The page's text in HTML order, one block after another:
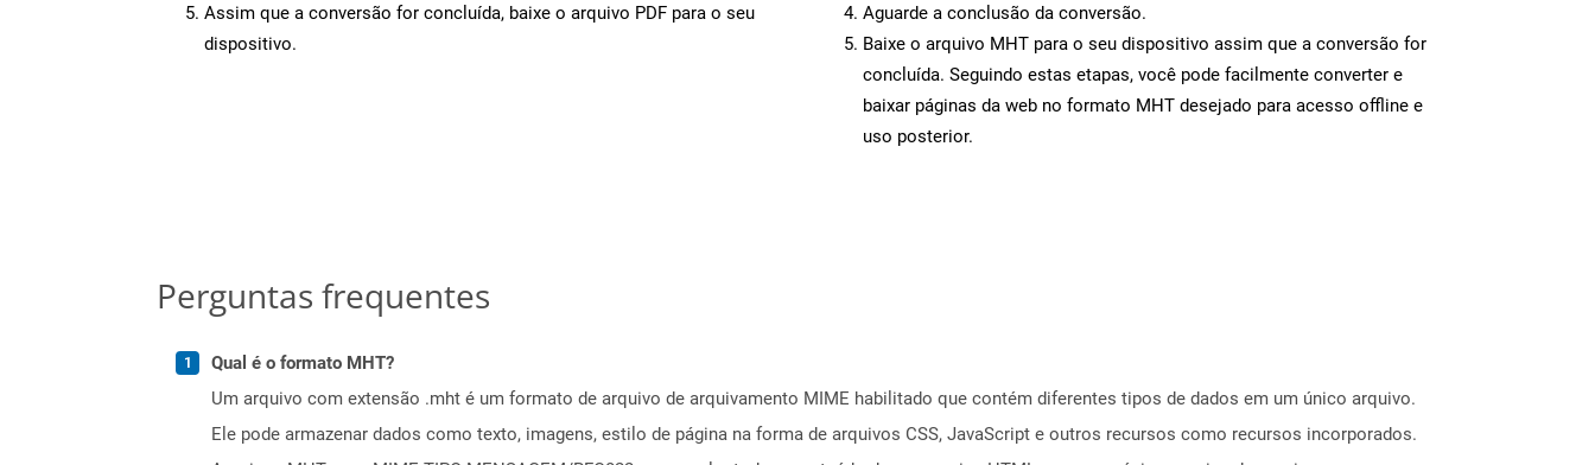
Assim que a conversão for concluída, baixe o arquivo PDF para o seu
dispositivo.
Aguarde a conclusão da conversão.
Baixe o arquivo MHT para o seu dispositivo assim que a conversão for
concluída. Seguindo estas etapas, você pode facilmente converter e
baixar páginas da web no formato MHT desejado para acesso offline e
uso posterior.
Perguntas frequentes
Qual é o formato MHT?
Um arquivo com extensão .mht é um formato de arquivo de arquivamento MIME habilitado que contém diferentes tipos de dados em um único arquivo.
Ele pode armazenar dados como texto, imagens, estilo de página na forma de arquivos CSS, JavaScript e outros recursos como recursos incorporados.